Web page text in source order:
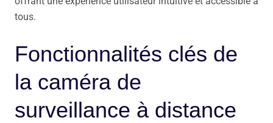
tous.
Fonctionnalités clés de
la caméra de
surveillance à distance